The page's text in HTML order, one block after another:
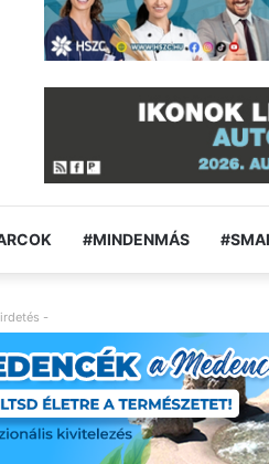
#MINDENMÁS
-